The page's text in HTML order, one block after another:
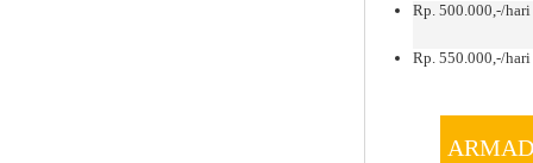
Rp. 500.000,-/
Rp. 550.000,-/